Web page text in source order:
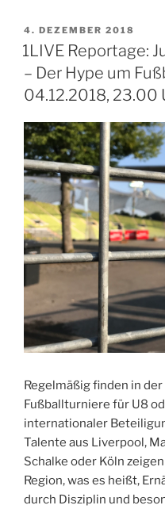
sie.
17
Erzählungen
Sex
und
Macht.
10.01.2019,
23.00
Uhr“
VERÖFFENTLICHT
AM
4. DEZEMBER 2018
1LIVE Reportage:
– Der Hype um
04.12.2018, 23.00
Regelmäßig finden in
Fußballturniere für U8
internationaler
Talente aus Liverpool,
Schalke oder Köln
Region, was es heißt,
durch Disziplin und